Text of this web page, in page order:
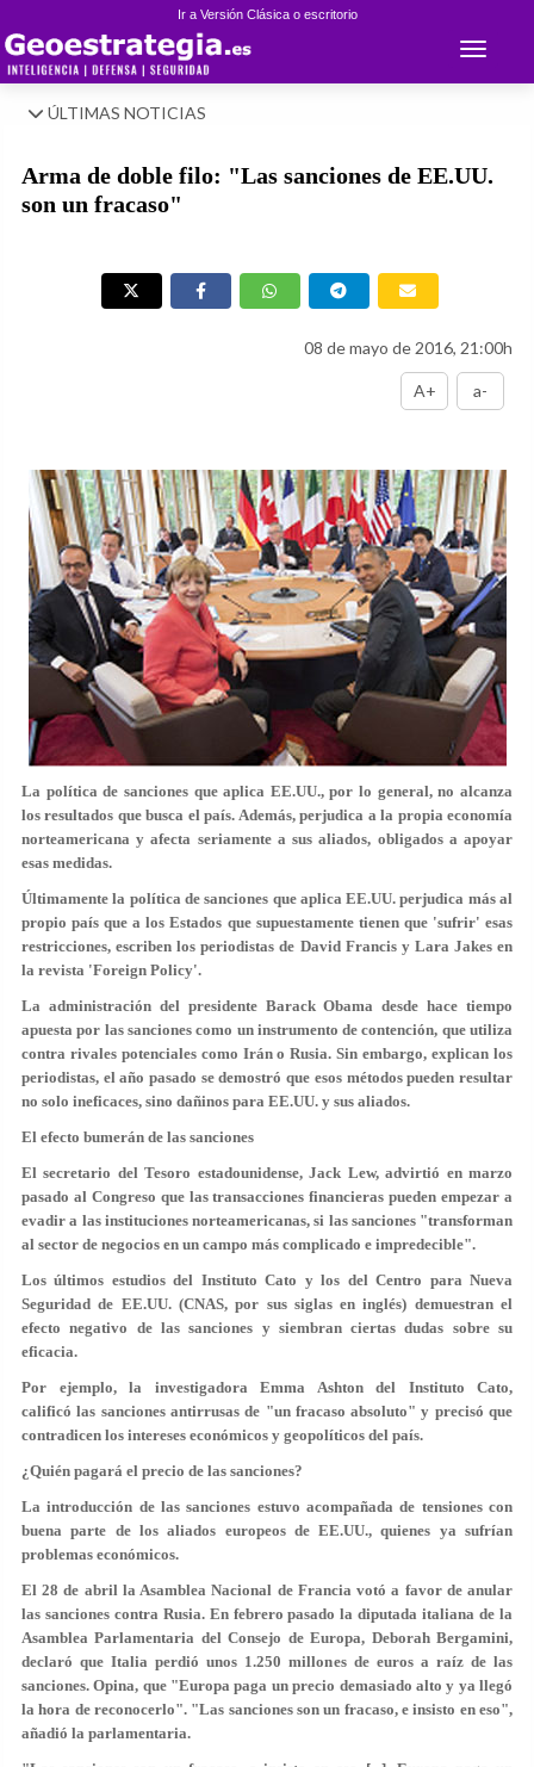
Ir a Versión Clásica o escritorio
Toggle
ÚLTIMAS NOTICIAS
Arma de doble filo: "Las sanciones de EE.UU.
son un fracaso"
08 de mayo de 2016, 21:00h
A+ a-
La política de sanciones que aplica EE.UU., por lo general, no alcanza
los resultados que busca el país. Además, perjudica a la propia economía
norteamericana y afecta seriamente a sus aliados, obligados a apoyar
esas medidas.
Últimamente la política de sanciones que aplica EE.UU. perjudica más al
propio país que a los Estados que supuestamente tienen que 'sufrir' esas
restricciones, escriben los periodistas de David Francis y Lara Jakes en
la revista 'Foreign Policy'.
La administración del presidente Barack Obama desde hace tiempo
apuesta por las sanciones como un instrumento de contención, que utiliza
contra rivales potenciales como Irán o Rusia. Sin embargo, explican los
periodistas, el año pasado se demostró que esos métodos pueden resultar
no solo ineficaces, sino dañinos para EE.UU. y sus aliados.
El efecto bumerán de las sanciones
El secretario del Tesoro estadounidense, Jack Lew, advirtió en marzo
pasado al Congreso que las transacciones financieras pueden empezar a
evadir a las instituciones norteamericanas, si las sanciones "transforman
al sector de negocios en un campo más complicado e impredecible".
Los últimos estudios del Instituto Cato y los del Centro para Nueva
Seguridad de EE.UU. (CNAS, por sus siglas en inglés) demuestran el
efecto negativo de las sanciones y siembran ciertas dudas sobre su
eficacia.
Por ejemplo, la investigadora Emma Ashton del Instituto Cato,
calificó las sanciones antirrusas de "un fracaso absoluto" y precisó que
contradicen los intereses económicos y geopolíticos del país.
¿Quién pagará el precio de las sanciones?
La introducción de las sanciones estuvo acompañada de tensiones con
buena parte de los aliados europeos de EE.UU., quienes ya sufrían
problemas económicos.
El 28 de abril la Asamblea Nacional de Francia votó a favor de anular
las sanciones contra Rusia. En febrero pasado la diputada italiana de la
Asamblea Parlamentaria del Consejo de Europa, Deborah Bergamini,
declaró que Italia perdió unos 1.250 millones de euros a raíz de las
sanciones. Opina, que "Europa paga un precio demasiado alto y ya llegó
la hora de reconocerlo". "Las sanciones son un fracaso, e insisto en eso",
añadió la parlamentaria.